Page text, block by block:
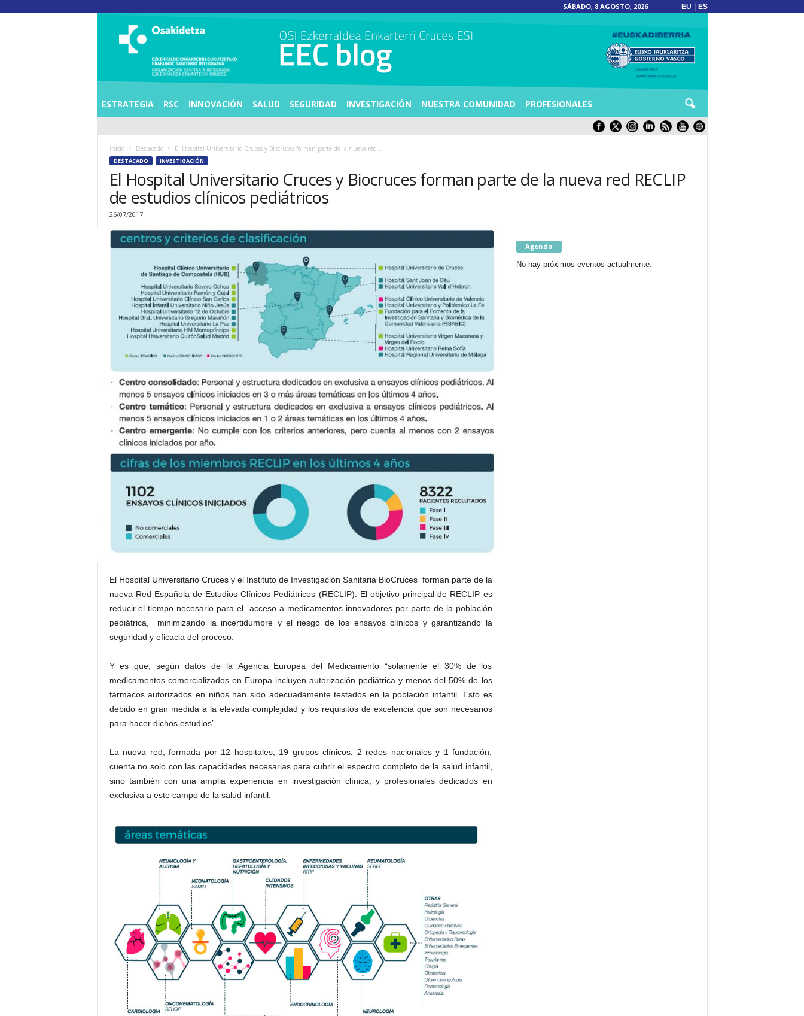
SÁBADO, 8 AGOSTO, 2026 EU ES
A
ESTRATEGIA RSC INNOVACIÓN SALUD SEGURIDAD INVESTIGACIÓN NUESTRA COMUNIDAD PROFESIONALES
Inicio Destacado El Hospital Universitario Cruces y Biocruces forman parte de la nueva red...
DESTACADO INVESTIGACIÓN
El Hospital Universitario Cruces y Biocruces forman parte de la nueva red RECLIP
de estudios clínicos pediátricos
26/07/2017
El Hospital Universitario Cruces y el Instituto de Investigación Sanitaria BioCruces forman parte de la
nueva Red Española de Estudios Clínicos Pediátricos (RECLIP). El objetivo principal de RECLIP es
reducir el tiempo necesario para el acceso a medicamentos innovadores por parte de la población
pediátrica, minimizando la incertidumbre y el riesgo de los ensayos clínicos y garantizando la
seguridad y eficacia del proceso.
Y es que, según datos de la Agencia Europea del Medicamento “solamente el 30% de los
medicamentos comercializados en Europa incluyen autorización pediátrica y menos del 50% de los
fármacos autorizados en niños han sido adecuadamente testados en la población infantil. Esto es
debido en gran medida a la elevada complejidad y los requisitos de excelencia que son necesarios
para hacer dichos estudios”.
La nueva red, formada por 12 hospitales, 19 grupos clínicos, 2 redes nacionales y 1 fundación,
cuenta no solo con las capacidades necesarias para cubrir el espectro completo de la salud infantil,
sino también con una amplia experiencia en investigación clínica, y profesionales dedicados en
exclusiva a este campo de la salud infantil.
Agenda
No hay próximos eventos actualmente.